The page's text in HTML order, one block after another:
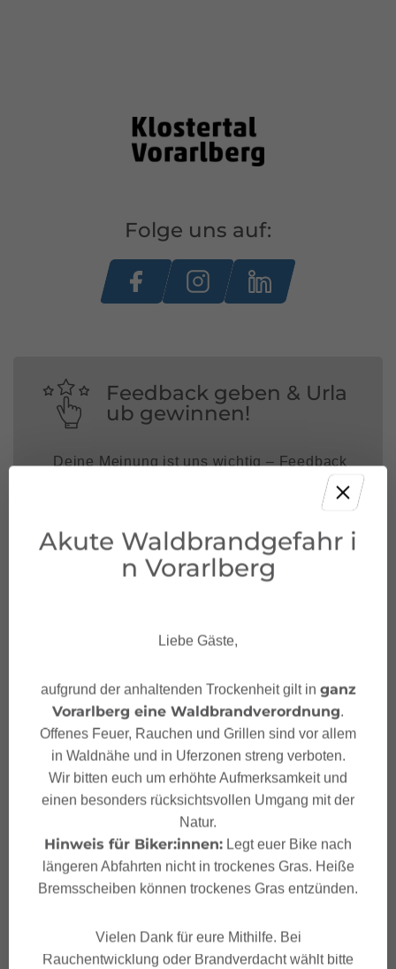
Folge uns auf:
Feedback geben & Urla
ub gewinnen!
Deine Meinung ist uns wichtig – Feedback
geben und mit etwas Glück unvergessliche
Urlaubserlebnisse in Österreich gewinnen.
JETZT MITMACHEN!
Dein Klostertal Newsle
Ich akzeptiere die Datenschutzbestimmungen
Akute Waldbrandgefahr i
n Vorarlberg
Liebe Gäste,
aufgrund der anhaltenden Trockenheit gilt in ganz
Vorarlberg eine Waldbrandverordnung.
Offenes Feuer, Rauchen und Grillen sind vor allem
in Waldnähe und in Uferzonen streng verboten.
Wir bitten euch um erhöhte Aufmerksamkeit und
einen besonders rücksichtsvollen Umgang mit der
Natur.
Hinweis für Biker:innen: Legt euer Bike nach
längeren Abfahrten nicht in trockenes Gras. Heiße
Bremsscheiben können trockenes Gras entzünden.
Vielen Dank für eure Mithilfe. Bei
Rauchentwicklung oder Brandverdacht wählt bitte